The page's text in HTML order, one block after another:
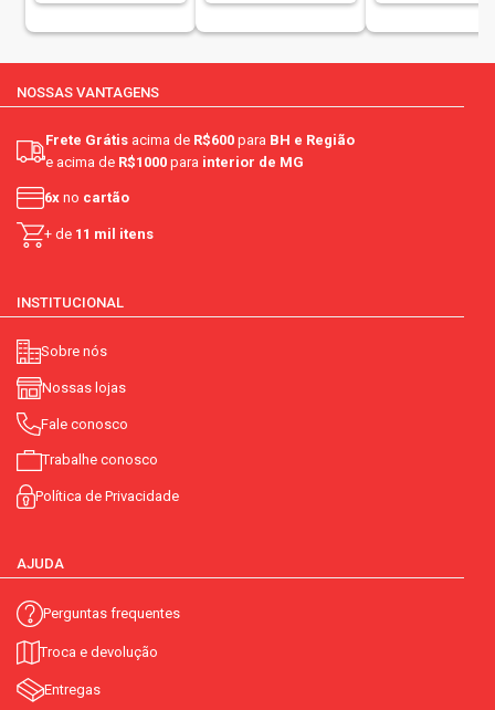
NOSSAS VANTAGENS
Frete Grátis acima de R$600 para BH e Região
e acima de R$1000 para interior de MG
6x no cartão
+ de 11 mil itens
INSTITUCIONAL
Sobre nós
Nossas lojas
Fale conosco
Trabalhe conosco
Política de Privacidade
AJUDA
Perguntas frequentes
Troca e devolução
Entregas